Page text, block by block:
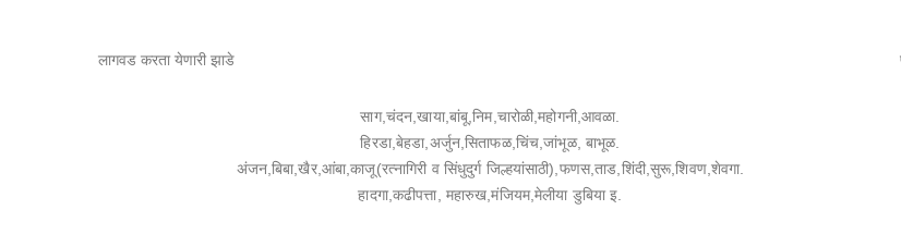
लागवड करता येणारी झाडे
साग,चंदन,खाया,बांबू,निम,चारोळी,महोगनी,आवळा.
हिरडा,बेहडा,अर्जुन,सिताफळ,चिंच,जांभूळ, बाभूळ.
अंजन,बिबा,खैर,आंबा,काजू(रत्नागिरी व सिंधुदुर्ग जिल्हयांसाठी),फणस,ताड,शिंदी,सुरू,शिवण,शेवगा.
हादगा,कढीपत्ता, महारुख,मंजियम,मेलीया डुबिया इ.